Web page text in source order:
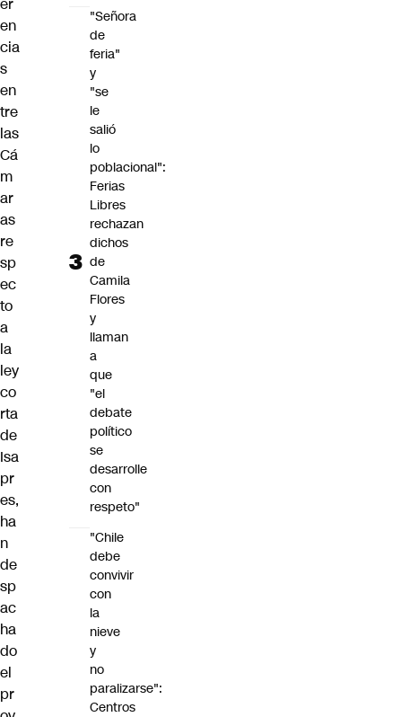
en
cia
s
en
tre
las
Cá
m
ar
as
re
sp
ec
to
a
la
ley
co
rta
de
Isa
pr
es,
ha
n
de
sp
ac
ha
do
el
pr
"Señora
de
feria"
y
"se
le
salió
lo
poblacional":
Ferias
Libres
rechazan
dichos
de
Camila
Flores
y
llaman
a
que
"el
debate
político
se
desarrolle
con
respeto"
"Chile
debe
convivir
con
la
nieve
y
no
paralizarse":
Centros